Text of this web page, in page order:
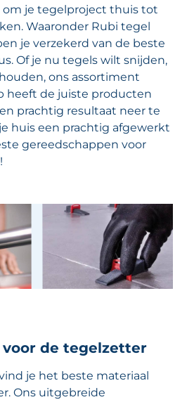
je tegelproject thuis tot
Waaronder Rubi tegel
je verzekerd van de beste
Of je nu tegels wilt snijden,
ons assortiment
heeft de juiste producten
prachtig resultaat neer te
huis een prachtig afgewerkt
gereedschappen voor
voor de tegelzetter
je het beste materiaal
Ons uitgebreide